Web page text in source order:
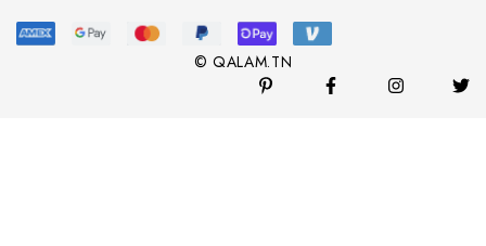
© QALAM.TN